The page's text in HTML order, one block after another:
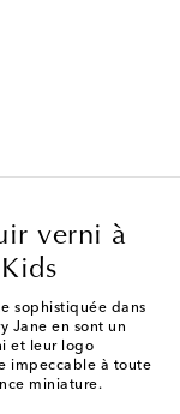
verni à
sophistiquée dans
Jane en sont un
et leur logo
impeccable à toute
miniature.